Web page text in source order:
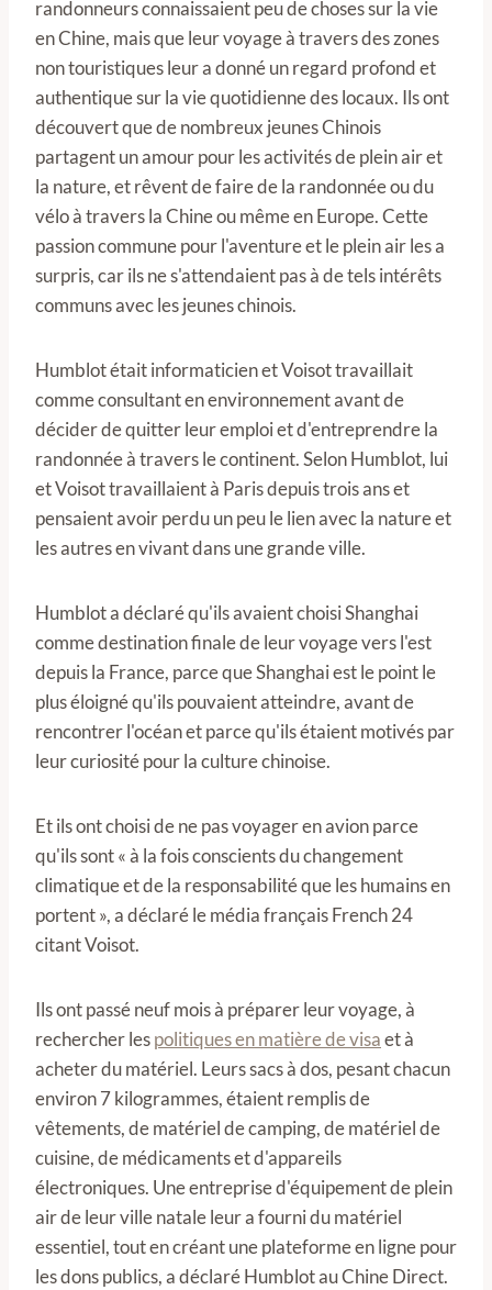
randonneurs connaissaient peu de choses sur la vie
en Chine, mais que leur voyage à travers des zones
non touristiques leur a donné un regard profond et
authentique sur la vie quotidienne des locaux. Ils ont
découvert que de nombreux jeunes Chinois
partagent un amour pour les activités de plein air et
la nature, et rêvent de faire de la randonnée ou du
vélo à travers la Chine ou même en Europe. Cette
passion commune pour l'aventure et le plein air les a
surpris, car ils ne s'attendaient pas à de tels intérêts
communs avec les jeunes chinois.
Humblot était informaticien et Voisot travaillait
comme consultant en environnement avant de
décider de quitter leur emploi et d'entreprendre la
randonnée à travers le continent. Selon Humblot, lui
et Voisot travaillaient à Paris depuis trois ans et
pensaient avoir perdu un peu le lien avec la nature et
les autres en vivant dans une grande ville.
Humblot a déclaré qu'ils avaient choisi Shanghai
comme destination finale de leur voyage vers l'est
depuis la France, parce que Shanghai est le point le
plus éloigné qu'ils pouvaient atteindre, avant de
rencontrer l'océan et parce qu'ils étaient motivés par
leur curiosité pour la culture chinoise.
Et ils ont choisi de ne pas voyager en avion parce
qu'ils sont « à la fois conscients du changement
climatique et de la responsabilité que les humains en
portent », a déclaré le média français French 24
citant Voisot.
Ils ont passé neuf mois à préparer leur voyage, à
rechercher lespolitiques en matière de visaet à
acheter du matériel. Leurs sacs à dos, pesant chacun
environ 7 kilogrammes, étaient remplis de
vêtements, de matériel de camping, de matériel de
cuisine, de médicaments et d'appareils
électroniques. Une entreprise d'équipement de plein
air de leur ville natale leur a fourni du matériel
essentiel, tout en créant une plateforme en ligne pour
les dons publics, a déclaré Humblot au Chine Direct.